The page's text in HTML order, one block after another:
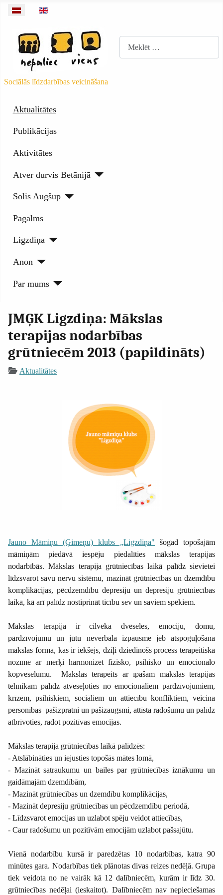
Izvēlieties valodu
Sociālās līdzdarbības veicināšana
Aktualitātes
Publikācijas
Aktivitātes
Atver durvis Betānijā
Solis Augšup
Pagalms
Ligzdiņa
Anon
Par mums
JMĢK Ligzdiņa: Mākslas
terapijas nodarbības
grūtniecēm 2013 (papildināts)
Aktualitātes
Jauno Māmiņu (Ģimeņu) klubs „Ligzdiņa" šogad topošajām
māmiņām piedāvā iespēju piedalīties mākslas terapijas
nodarbībās. Mākslas terapija grūtniecības laikā palīdz sievietei
līdzsvarot savu nervu sistēmu, mazināt grūtniecības un dzemdību
komplikācijas, pēcdzemdību depresiju un depresiju grūtniecības
laikā, kā arī palīdz nostiprināt ticību sev un saviem spēkiem.
Mākslas terapija ir cilvēka dvēseles, emociju, domu,
pārdzīvojumu un jūtu neverbāla izpausme jeb atspoguļošana
mākslas formā, kas ir iekšējs, dziļi dziedinošs process terapeitiskā
nozīmē ar mērķi harmonizēt fizisko, psihisko un emocionālo
kopveselumu. Mākslas terapeits ar īpašām mākslas terapijas
tehnikām palīdz atveseļoties no emocionāliem pārdzīvojumiem,
krīzēm, psihiskiem, sociāliem un attiecību konfliktiem, veicina
personības pašizpratni un pašizaugsmi, attīsta radošumu un palīdz
atbrīvoties, radot pozitīvas emocijas.
Mākslas terapija grūtniecības laikā palīdzēs:
- Atslābināties un iejusties topošās mātes lomā,
- Mazināt satraukumu un bailes par grūtniecības iznākumu un
gaidāmajām dzemdībām,
- Mazināt grūtniecības un dzemdību komplikācijas,
- Mazināt depresiju grūtniecības un pēcdzemdību periodā,
- Līdzsvarot emocijas un uzlabot spēju veidot attiecības,
- Caur radošumu un pozitīvām emocijām uzlabot pašsajūtu.
Vienā nodarbību kursā ir paredzētas 10 nodarbības, katra 90
minūtes gara. Nodarbības tiek plānotas divas reizes nedēļā. Grupa
tiek veidota no ne vairāk kā 12 dalībniecēm, kurām ir līdz 30.
grūtniecības nedēļai (ieskaitot). Dalībniecēm nav nepieciešamas